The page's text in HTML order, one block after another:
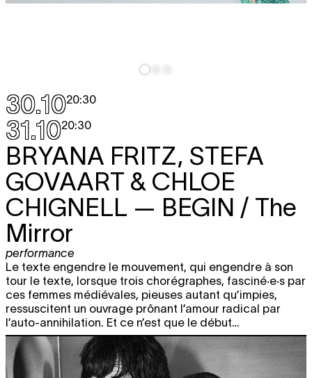
30.1020:30
31.1020:30
BRYANA FRITZ, STEFA
GOVAART & CHLOE
CHIGNELL — BEGIN / The
Mirror
performance
Le texte engendre le mouvement, qui engendre à son
tour le texte, lorsque trois chorégraphes, fasciné·e·s par
ces femmes médiévales, pieuses autant qu’impies,
ressuscitent un ouvrage prônant l’amour radical par
l’auto-annihilation. Et ce n’est que le début…